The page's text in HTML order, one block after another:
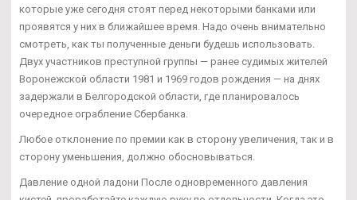
которые уже сегодня стоят перед некоторыми банками или
проявятся у них в ближайшее время. Надо очень внимательно
смотреть, как ты полученные деньги будешь использовать.
Двух участников преступной группы — ранее судимых жителей
Воронежской области 1981 и 1969 годов рождения — на днях
задержали в Белгородской области, где планировалось
очередное ограбление Сбербанка.
Любое отклонение по премии как в сторону увеличения, так и в
сторону уменьшения, должно обосновываться.
Давление одной ладони После одновременного давления